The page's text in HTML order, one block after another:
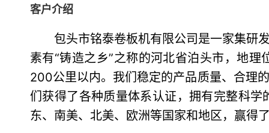
客户介绍
包头市铭泰卷板机有限公司是一家集研
素有“铸造之乡”之称的河北省泊头市，地
200公里以内。我们稳定的产品质量、合理
们获得了各种质量体系认证，拥有完整科
东、南美、北美、欧洲等国家和地区，赢得